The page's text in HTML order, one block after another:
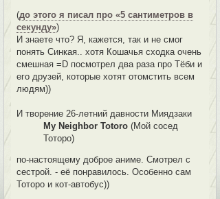
(до этого я писал про «5 сантиметров в
секунду»)
И знаете что? Я, кажется, так и не смог
понять Синкая.. хотя Кошачья сходка очень
смешная =D посмотрел два раза про Тёби и
его друзей, которые хотят отомстить всем
людям))
И творение 26-летний давности Миядзаки
My Neighbor Totoro (Мой сосед
Тоторо)
по-настоящему доброе аниме. Смотрел с
сестрой. - её понравилось. Особенно сам
Тоторо и кот-автобус))